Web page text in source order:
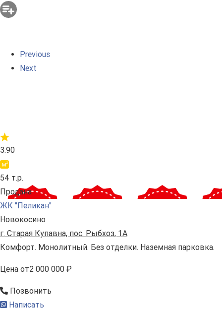
Previous
Next
3.90
54 т.р.
Продана
ЖК "Пеликан"
Новокосино
г. Старая Купавна, пос. Рыбхоз, 1А
Комфорт. Монолитный. Без отделки. Наземная парковка.
Цена от2 000 000 ₽
Позвонить
Написать